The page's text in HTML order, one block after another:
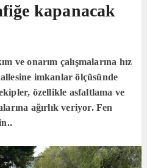
kapanacak
ve onarım çalışmalarına hız
imkanlar ölçüsünde
özellikle asfaltlama ve
ağırlık veriyor. Fen